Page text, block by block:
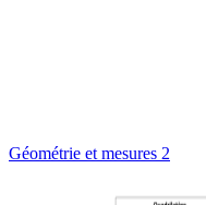
Géométrie et mesures 2